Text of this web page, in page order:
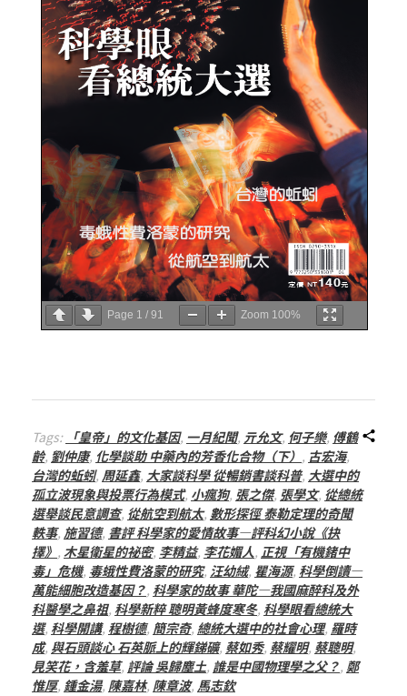
Page 1 / 91 Zoom 100%
Tags: 「皇帝」的文化基因, 一月紀聞, 亓允文, 何子樂, 傅鶴
齡, 劉仲康, 化學談助 中藥內的芳香化合物（下） , 古宏海,
台灣的蚯蚓, 周延鑫, 大家談科學 從暢銷書談科普, 大選中的
孤立波現象與投票行為模式, 小瘋狗, 張之傑, 張學文, 從總統
選舉談民意調查, 從航空到航太, 數形探徑 泰勒定理的奇聞
軼事, 施習德, 書評 科學家的愛情故事—評科幻小說《抉
擇》 , 木星衛星的祕密, 李精益, 李花媚人, 正視「有機鍺中
毒」危機, 毒蛾性費洛蒙的研究, 汪幼絨, 瞿海源, 科學倒讀—
萬能細胞改造基因？, 科學家的故事 華陀—我國麻醉科及外
科醫學之鼻祖, 科學新粹 聰明黃蜂度寒冬, 科學眼看總統大
選, 科學開講, 程樹德, 簡宗奇, 總統大選中的社會心理, 羅時
成, 與石頭談心 石英脈上的輝銻礦, 蔡如秀, 蔡耀明, 蔡聰明,
見笑花，含羞草, 評論 吳歸塵土, 誰是中國物理學之父？, 鄭
惟厚, 鍾金湯, 陳嘉林, 陳章波, 馬志欽